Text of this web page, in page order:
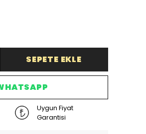
SEPETE EKLE
Uygun Fiyat
Garantisi